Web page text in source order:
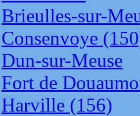
Brieulles-sur-
Consenvoye
Dun-sur-Meuse
Fort de
Harville (156)